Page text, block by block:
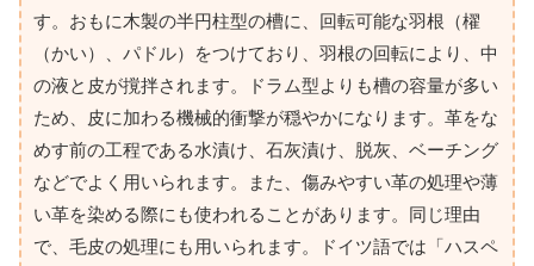
す。おもに木製の半円柱型の槽に、回転可能な羽根（櫂
（かい）、パドル）をつけており、羽根の回転により、中
の液と皮が撹拌されます。ドラム型よりも槽の容量が多い
ため、皮に加わる機械的衝撃が穏やかになります。革をな
めす前の工程である水漬け、石灰漬け、脱灰、ベーチング
などでよく用いられます。また、傷みやすい革の処理や薄
い革を染める際にも使われることがあります。同じ理由
で、毛皮の処理にも用いられます。ドイツ語では「ハスペ